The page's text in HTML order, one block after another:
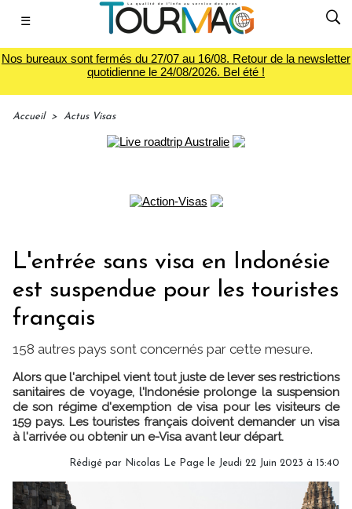
☰
Nos bureaux sont fermés du 27/07 au 16/08. Retour de la newsletter
quotidienne le 24/08/2026. Bel été !
Accueil > Actus Visas
L'entrée sans visa en Indonésie
est suspendue pour les touristes
français
158 autres pays sont concernés par cette mesure.
Alors que l'archipel vient tout juste de lever ses restrictions
sanitaires de voyage, l'Indonésie prolonge la suspension
de son régime d'exemption de visa pour les visiteurs de
159 pays. Les touristes français doivent demander un visa
à l'arrivée ou obtenir un e-Visa avant leur départ.
Rédigé par Nicolas Le Page le Jeudi 22 Juin 2023 à 15:40